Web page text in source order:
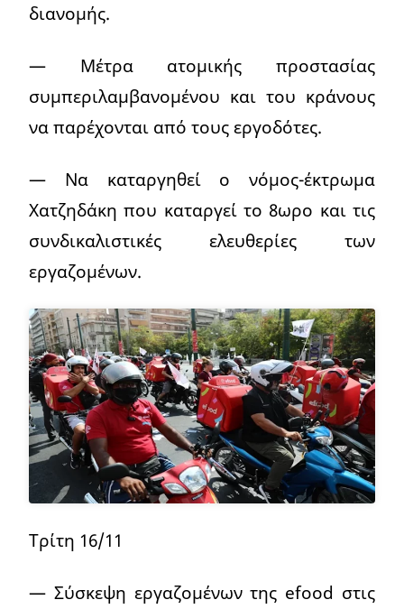
διανομής.
— Μέτρα ατομικής προστασίας
συμπεριλαμβανομένου και του κράνους
να παρέχονται από τους εργοδότες.
— Να καταργηθεί ο νόμος-έκτρωμα
Χατζηδάκη που καταργεί το 8ωρο και τις
συνδικαλιστικές ελευθερίες των
εργαζομένων.
Τρίτη 16/11
— Σύσκεψη εργαζομένων της efood στις